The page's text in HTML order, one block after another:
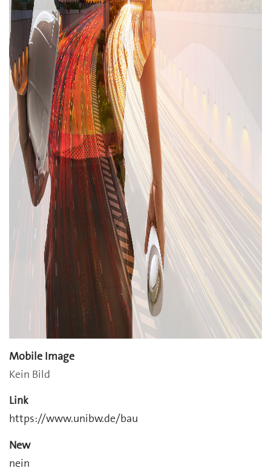
Mobile Image
Kein Bild
Link
https://www.unibw.de/bau
New
nein